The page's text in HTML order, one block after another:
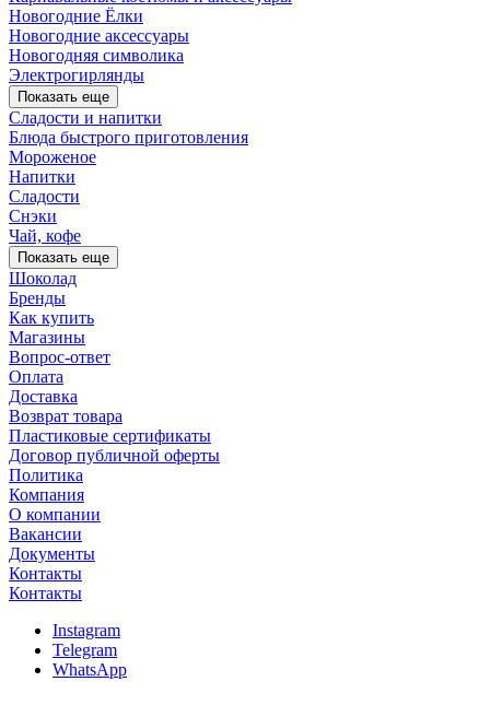
Новогодние Ёлки
Новогодние аксессуары
Новогодняя символика
Электрогирлянды
Показать еще
Сладости и напитки
Блюда быстрого приготовления
Мороженое
Напитки
Сладости
Снэки
Чай, кофе
Показать еще
Шоколад
Бренды
Как купить
Магазины
Вопрос-ответ
Оплата
Доставка
Возврат товара
Пластиковые сертификаты
Договор публичной оферты
Политика
Компания
О компании
Вакансии
Документы
Контакты
Контакты
Instagram
Telegram
WhatsApp